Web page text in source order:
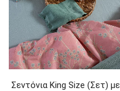
Σεντόνια King Size (Σετ) με